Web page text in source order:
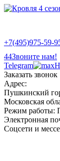
+7(495)975-59-
44Звоните нам!
Telegram
Заказать звонок
Адрес:
Пушкинский
Московская
Режим работы:
Электронная
Соцсети и